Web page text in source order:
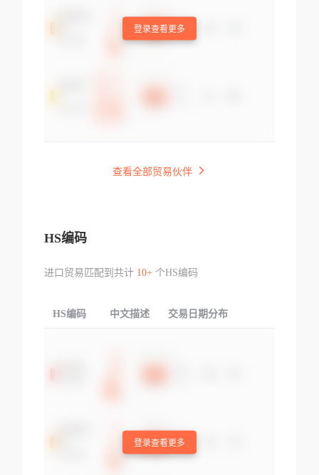
登录查看更多
查看全部贸易伙伴
HS编码
进口贸易匹配到共计 10+个HS编码
HS编码 中文描述 交易日期分布
登录查看更多